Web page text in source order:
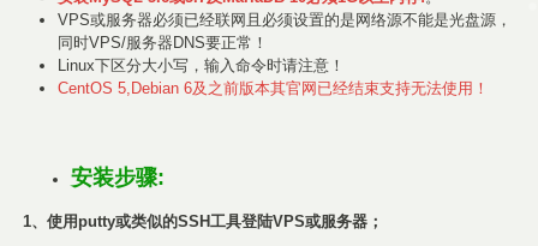
VPS或服务器必须已经联网且必须设置的是网络源不能是光盘源，
同时VPS/服务器DNS要正常！
Linux下区分大小写，输入命令时请注意！
CentOS 5,Debian 6及之前版本其官网已经结束支持无法使用！
安装步骤:
1、使用putty或类似的SSH工具登陆VPS或服务器；